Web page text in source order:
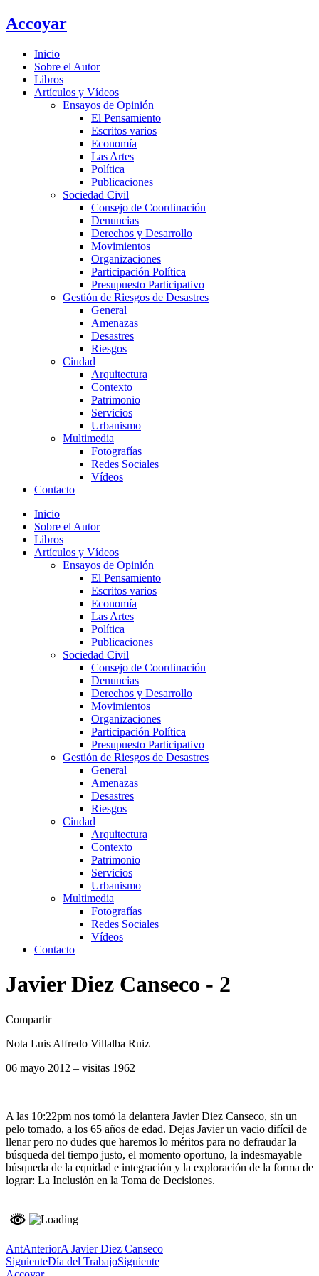
Ir
al
Accoyar
Inicio
Sobre el Autor
Libros
Artículos y Vídeos
Ensayos de Opinión
El Pensamiento
Escritos varios
Economía
Las Artes
Política
Publicaciones
Sociedad Civil
Consejo de Coordinación
Denuncias
Derechos y Desarrollo
Movimientos
Organizaciones
Participación Política
Presupuesto Participativo
Gestión de Riesgos de Desastres
General
Amenazas
Desastres
Riesgos
Ciudad
Arquitectura
Contexto
Patrimonio
Servicios
Urbanismo
Multimedia
Fotografías
Redes Sociales
Vídeos
Contacto
Inicio
Sobre el Autor
Libros
Artículos y Vídeos
Ensayos de Opinión
El Pensamiento
Escritos varios
Economía
Las Artes
Política
Publicaciones
Sociedad Civil
Consejo de Coordinación
Denuncias
Derechos y Desarrollo
Movimientos
Organizaciones
Participación Política
Presupuesto Participativo
Gestión de Riesgos de Desastres
General
Amenazas
Desastres
Riesgos
Ciudad
Arquitectura
Contexto
Patrimonio
Servicios
Urbanismo
Multimedia
Fotografías
Redes Sociales
Vídeos
Contacto
Javier Diez Canseco - 2
Compartir
Nota Luis Alfredo Villalba Ruiz
06 mayo 2012 – visitas 1962
A las 10:22pm nos tomó la delantera Javier Diez Canseco, sin un
pelo tomado, a los 65 años de edad. Dejas Javier un vacio difícil de
llenar pero no dudes que haremos lo méritos para no defraudar la
búsqueda del tiempo justo, el momento oportuno, la indesmayable
búsqueda de la equidad e integración y la exploración de la forma de
lograr: La Inclusión en la Toma de Decisiones.
AntAnteriorA Javier Diez Canseco
SiguienteDía del TrabajoSiguiente